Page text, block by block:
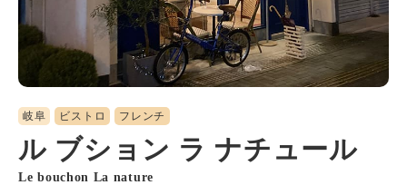
岐阜 ビストロ フレンチ
ル ブション ラ ナチュール
Le bouchon La nature